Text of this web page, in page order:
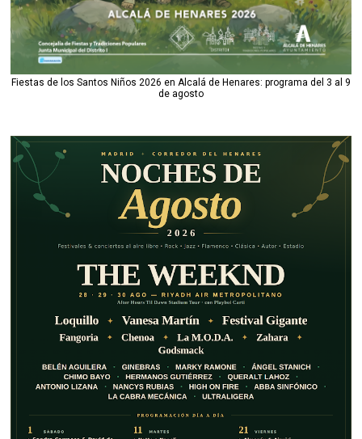
Fiestas de los Santos Niños 2026 en Alcalá de Henares: programa del 3 al 9
de agosto